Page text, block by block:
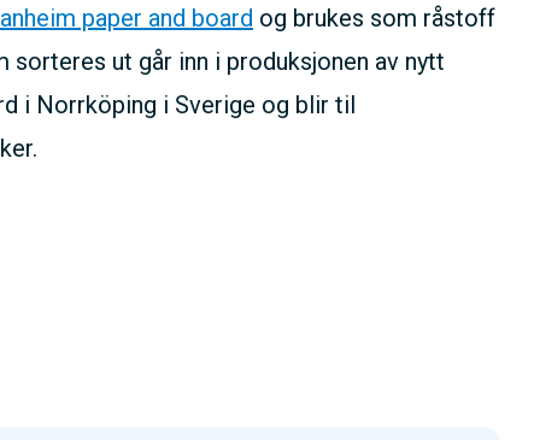
paper and board og brukes som råstoff
sorteres ut går inn i produksjonen av nytt
i Norrköping i Sverige og blir til